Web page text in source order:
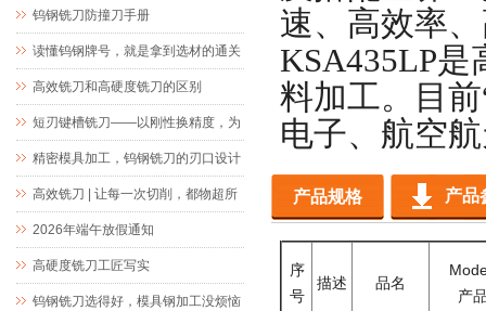
钨钢铣刀防撞刀手册
读懂钨钢牌号，就是拿到选材的通关
文牒
高效铣刀和高硬度铣刀的区别
短刃键槽铣刀——以刚性换精度，为
精密键槽加工而生
精密模具加工，钨钢铣刀的刃口设计
究竟藏着什么玄机
高效铣刀 | 让每一次切削，都物超所
值
2026年端午放假通知
高硬度铣刀工匠写实
钨钢铣刀选得好，模具钢加工没烦恼
速、高效率
KSA435LP是
料加工。目前
电子、航空
产品规格 产品
序
号
描述 品名
产